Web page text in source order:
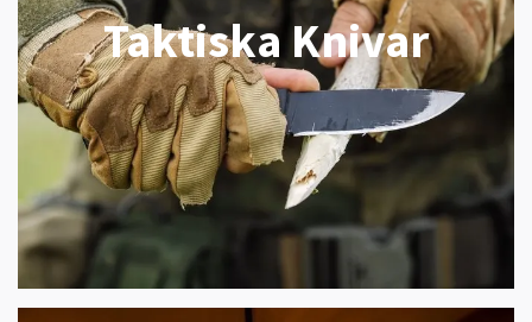
Taktiska Knivar